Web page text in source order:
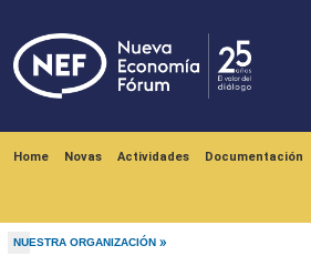
Home Novas Actividades Documentación
NUESTRA ORGANIZACIÓN